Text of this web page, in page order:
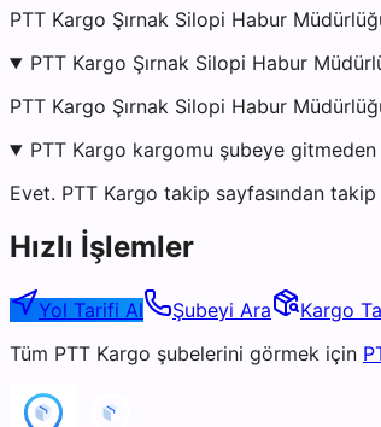
PTT Kargo Şırnak Silopi Habur
PTT Kargo Şırnak Silopi Habur
PTT Kargo Şırnak Silopi Habur
PTT Kargo kargomu şubeye
Evet. PTT Kargo takip sayfasından
Hızlı İşlemler
Yol Tarifi Al Şubeyi Ara
Kargo
Tüm PTT Kargo şubelerini görmek için